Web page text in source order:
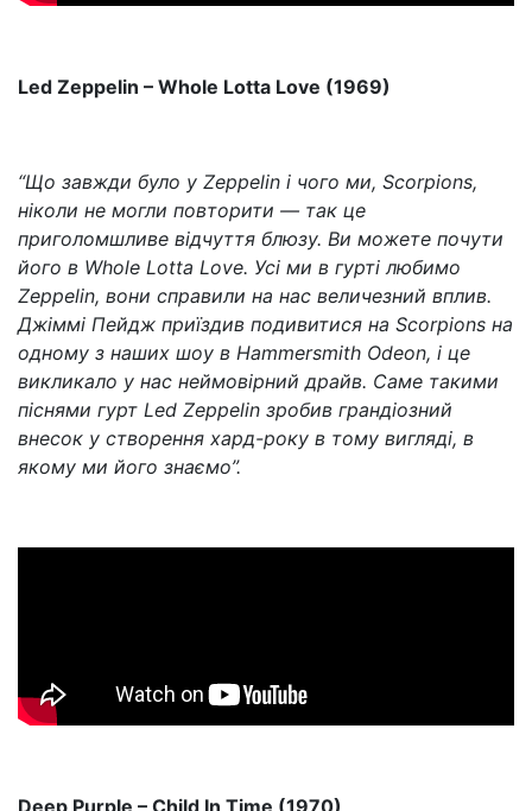
Led Zeppelin – Whole Lotta Love (1969)
“Що завжди було у Zeppelin і чого ми, Scorpions,
ніколи не могли повторити — так це
приголомшливе відчуття блюзу. Ви можете почути
його в Whole Lotta Love. Усі ми в гурті любимо
Zeppelin, вони справили на нас величезний вплив.
Джіммі Пейдж приїздив подивитися на Scorpions на
одному з наших шоу в Hammersmith Odeon, і це
викликало у нас неймовірний драйв. Саме такими
піснями гурт Led Zeppelin зробив грандіозний
внесок у створення хард-року в тому вигляді, в
якому ми його знаємо”.
Deep Purple – Child In Time (1970)